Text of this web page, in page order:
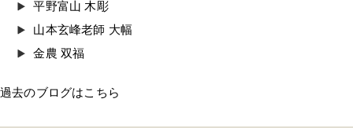
平野富山 木彫
山本玄峰老師 大幅
金農 双福
過去のブログはこちら